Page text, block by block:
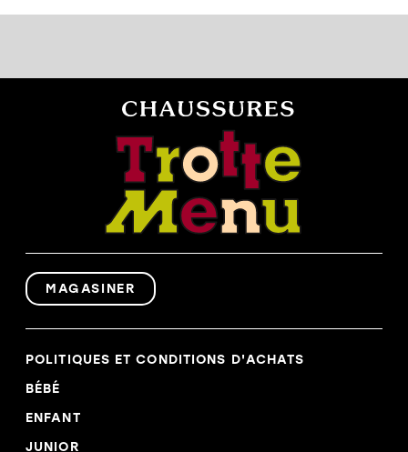
MAGASINER
POLITIQUES ET CONDITIONS D'ACHATS
BÉBÉ
ENFANT
JUNIOR